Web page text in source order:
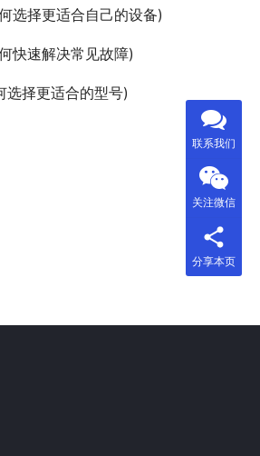
选择更适合自己的设备)
快速解决常见故障)
选择更适合的型号)
联系我们
关注微信
分享本页